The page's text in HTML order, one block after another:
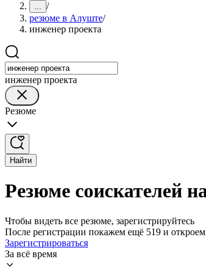
... /
резюме в Алуште/
инженер проекта
инженер проекта
Резюме
Найти
Резюме соискателей
Чтобы видеть все резюме, зарегистрируйтесь
После регистрации покажем ещё 519 и
Зарегистрироваться
За всё время